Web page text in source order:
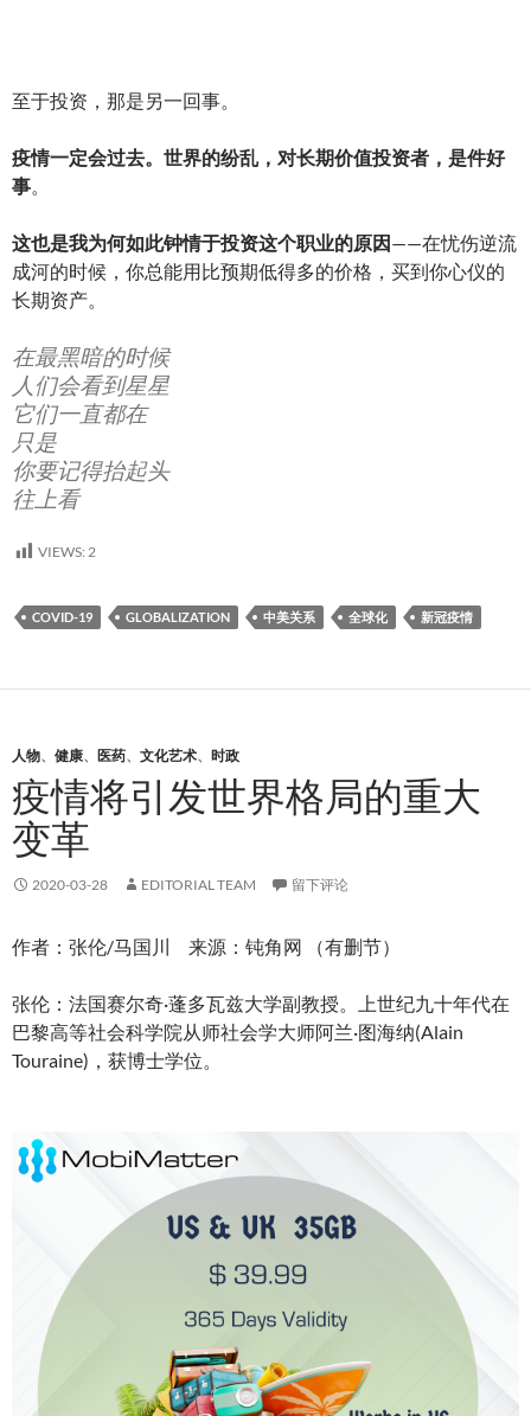
至于投资，那是另一回事。
疫情一定会过去。世界的纷乱，对长期价值投资者，是件好
事。
这也是我为何如此钟情于投资这个职业的原因 ——在忧伤逆流
成河的时候，你总能用比预期低得多的价格，买到你心仪的
长期资产。
在最黑暗的时候
人们会看到星星
它们一直都在
只是
你要记得抬起头
往上看
VIEWS: 2
COVID-19 GLOBALIZATION 中美关系 全球化 新冠疫情
人物、 健康、 医药、 文化艺术、 时政
疫情将引发世界格局的重大
变革
2020-03-28 EDITORIAL TEAM 留下评论
作者：张伦/马国川 来源：钝角网 （有删节）
张伦：法国赛尔奇·蓬多瓦兹大学副教授。上世纪九十年代在
巴黎高等社会科学院从师社会学大师阿兰·图海纳(Alain
Touraine)，获博士学位。